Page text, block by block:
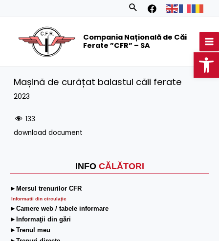
Search
Compania Națională de Căi
Ferate ”CFR” – SA
INFO CĂLĂTORI
►Mersul trenurilor CFR
Informatii din circulaţie
►Camere web / tabele informare
►Informaţii din gări
►Trenul meu
Mașină de curățat balastul căii ferate
2023
133
download document